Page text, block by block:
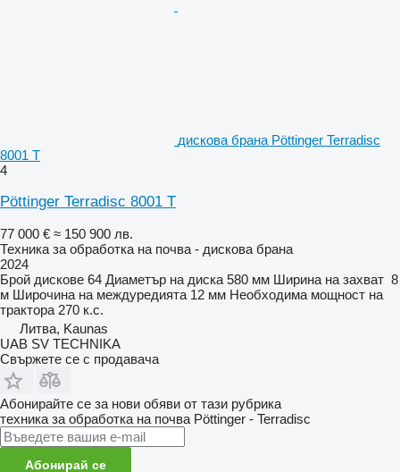
дискова брана Pöttinger Terradisc
8001 T
4
Pöttinger Terradisc 8001 T
77 000 € ≈ 150 900 лв.
Техника за обработка на почва - дискова брана
2024
Брой дискове 64 Диаметър на диска 580 мм Ширина на захват 8
м Широчина на междуредията 12 мм Необходима мощност на
трактора 270 к.с.
Литва, Kaunas
UAB SV TECHNIKA
Свържете се с продавача
Абонирайте се за нови обяви от тази рубрика
техника за обработка на почва Pöttinger - Terradisc
Абонирай се